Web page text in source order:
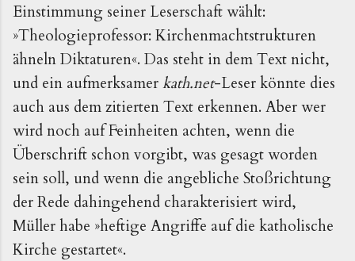
Einstimmung seiner Leserschaft wählt:
»Theologieprofessor: Kirchenmachtstrukturen
ähneln Diktaturen«. Das steht in dem Text nicht,
und ein aufmerksamerkath.net-Leser könnte dies
auch aus dem zitierten Text erkennen. Aber wer
wird noch auf Feinheiten achten, wenn die
Überschrift schon vorgibt, was gesagt worden
sein soll, und wenn die angebliche Stoßrichtung
der Rede dahingehend charakterisiert wird,
Müller habe »heftige Angriffe auf die katholische
Kirche gestartet«.